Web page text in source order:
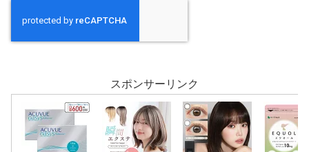
スポンサーリンク